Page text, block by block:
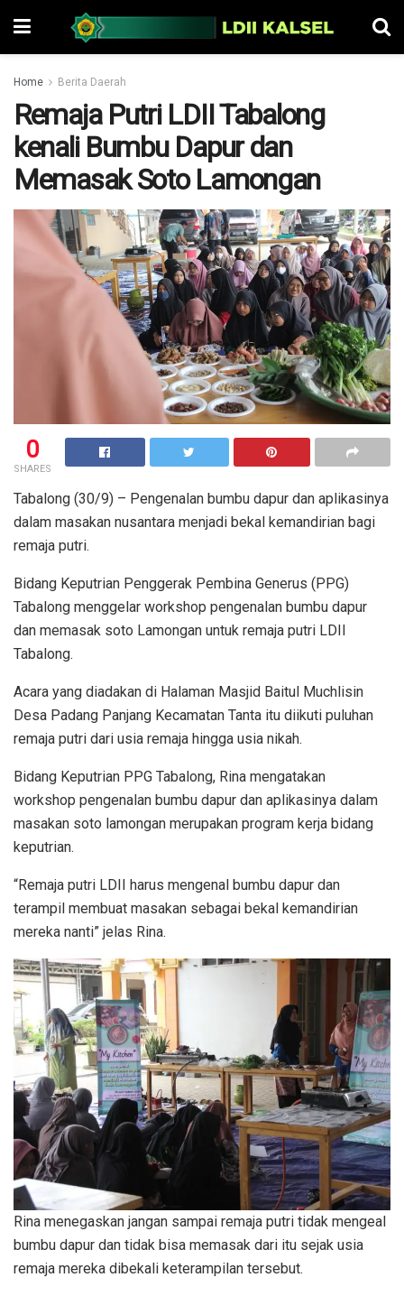
Home Berita Daerah
Remaja Putri LDII Tabalong
kenali Bumbu Dapur dan
Memasak Soto Lamongan
0
SHARES
Tabalong (30/9) – Pengenalan bumbu dapur dan aplikasinya
dalam masakan nusantara menjadi bekal kemandirian bagi
remaja putri.
Bidang Keputrian Penggerak Pembina Generus (PPG)
Tabalong menggelar workshop pengenalan bumbu dapur
dan memasak soto Lamongan untuk remaja putri LDII
Tabalong.
Acara yang diadakan di Halaman Masjid Baitul Muchlisin
Desa Padang Panjang Kecamatan Tanta itu diikuti puluhan
remaja putri dari usia remaja hingga usia nikah.
Bidang Keputrian PPG Tabalong, Rina mengatakan
workshop pengenalan bumbu dapur dan aplikasinya dalam
masakan soto lamongan merupakan program kerja bidang
keputrian.
“Remaja putri LDII harus mengenal bumbu dapur dan
terampil membuat masakan sebagai bekal kemandirian
mereka nanti” jelas Rina.
Rina menegaskan jangan sampai remaja putri tidak mengeal
bumbu dapur dan tidak bisa memasak dari itu sejak usia
remaja mereka dibekali keterampilan tersebut.